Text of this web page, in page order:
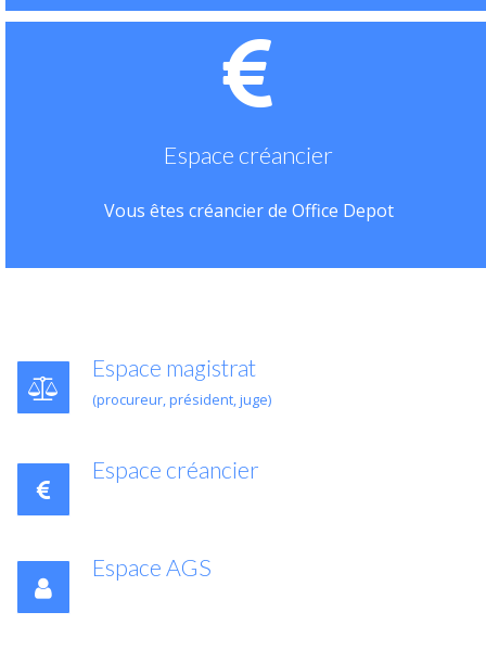
Espace créancier
Vous êtes créancier de Office Depot
Espace magistrat
(procureur, président, juge)
Espace créancier
Espace AGS